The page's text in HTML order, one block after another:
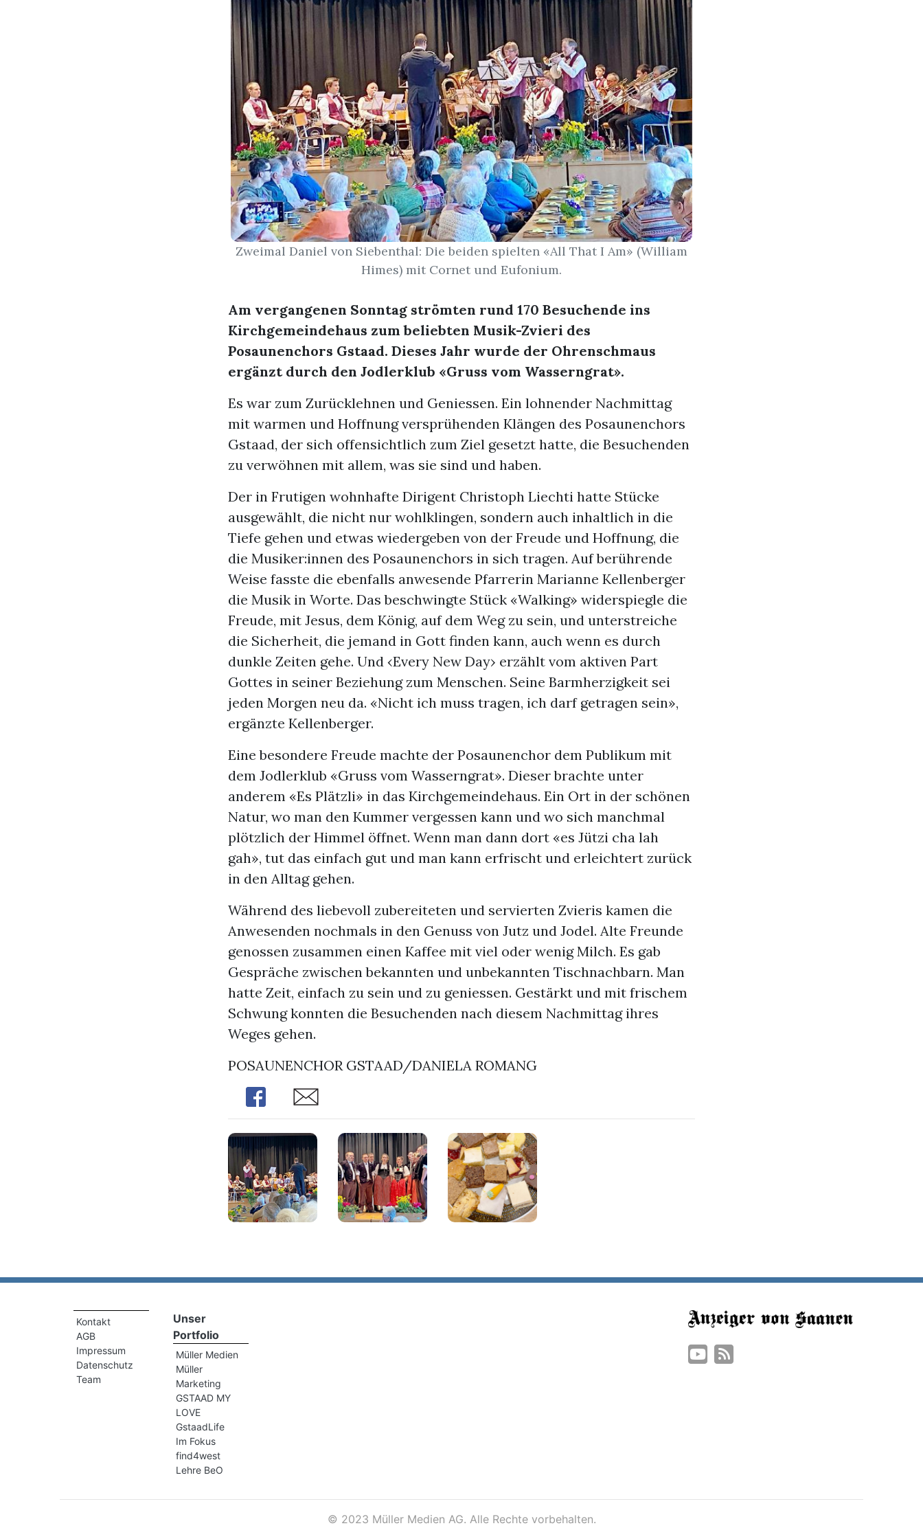
Zweimal Daniel von Siebenthal: Die beiden spielten «All That I Am» (William
Himes) mit Cornet und Eufonium.
Am vergangenen Sonntag strömten rund 170 Besuchende ins
Kirchgemeindehaus zum beliebten Musik-Zvieri des
Posaunenchors Gstaad. Dieses Jahr wurde der Ohrenschmaus
ergänzt durch den Jodlerklub «Gruss vom Wasserngrat».
Es war zum Zurücklehnen und Geniessen. Ein lohnender Nachmittag
mit warmen und Hoffnung versprühenden Klängen des Posaunenchors
Gstaad, der sich offensichtlich zum Ziel gesetzt hatte, die Besuchenden
zu verwöhnen mit allem, was sie sind und haben.
Der in Frutigen wohnhafte Dirigent Christoph Liechti hatte Stücke
ausgewählt, die nicht nur wohlklingen, sondern auch inhaltlich in die
Tiefe gehen und etwas wiedergeben von der Freude und Hoffnung, die
die Musiker:innen des Posaunenchors in sich tragen. Auf berührende
Weise fasste die ebenfalls anwesende Pfarrerin Marianne Kellenberger
die Musik in Worte. Das beschwingte Stück «Walking» widerspiegle die
Freude, mit Jesus, dem König, auf dem Weg zu sein, und unterstreiche
die Sicherheit, die jemand in Gott finden kann, auch wenn es durch
dunkle Zeiten gehe. Und ‹Every New Day› erzählt vom aktiven Part
Gottes in seiner Beziehung zum Menschen. Seine Barmherzigkeit sei
jeden Morgen neu da. «Nicht ich muss tragen, ich darf getragen sein»,
ergänzte Kellenberger.
Eine besondere Freude machte der Posaunenchor dem Publikum mit
dem Jodlerklub «Gruss vom Wasserngrat». Dieser brachte unter
anderem «Es Plätzli» in das Kirchgemeindehaus. Ein Ort in der schönen
Natur, wo man den Kummer vergessen kann und wo sich manchmal
plötzlich der Himmel öffnet. Wenn man dann dort «es Jützi cha lah
gah», tut das einfach gut und man kann erfrischt und erleichtert zurück
in den Alltag gehen.
Während des liebevoll zubereiteten und servierten Zvieris kamen die
Anwesenden nochmals in den Genuss von Jutz und Jodel. Alte Freunde
genossen zusammen einen Kaffee mit viel oder wenig Milch. Es gab
Gespräche zwischen bekannten und unbekannten Tischnachbarn. Man
hatte Zeit, einfach zu sein und zu geniessen. Gestärkt und mit frischem
Schwung konnten die Besuchenden nach diesem Nachmittag ihres
Weges gehen.
POSAUNENCHOR GSTAAD/DANIELA ROMANG
Share
Share
Kontakt
AGB
Impressum
Datenschutz
Team
Unser
Portfolio
Müller Medien
Müller
Marketing
GSTAAD MY
LOVE
GstaadLife
Im Fokus
find4west
Lehre BeO
© 2023 Müller Medien AG. Alle Rechte vorbehalten.